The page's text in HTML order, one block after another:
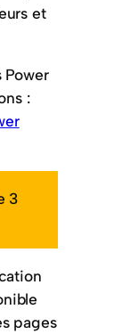
et
Power
:
3
pages